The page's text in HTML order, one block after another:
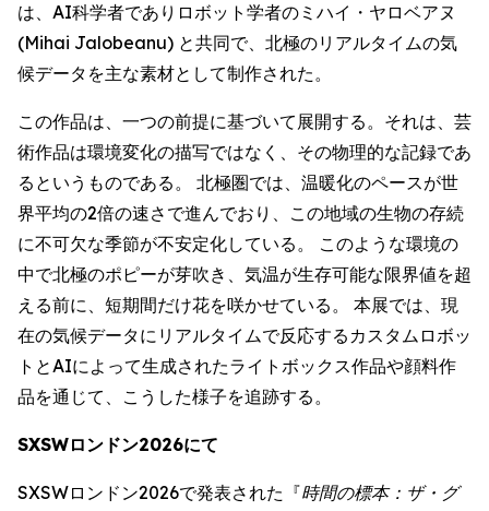
は、AI科学者でありロボット学者のミハイ・ヤロベアヌ
(Mihai Jalobeanu) と共同で、北極のリアルタイムの気
候データを主な素材として制作された。
この作品は、一つの前提に基づいて展開する。それは、芸
術作品は環境変化の描写ではなく、その物理的な記録であ
るというものである。 北極圏では、温暖化のペースが世
界平均の2倍の速さで進んでおり、この地域の生物の存続
に不可欠な季節が不安定化している。 このような環境の
中で北極のポピーが芽吹き、気温が生存可能な限界値を超
える前に、短期間だけ花を咲かせている。 本展では、現
在の気候データにリアルタイムで反応するカスタムロボッ
トとAIによって生成されたライトボックス作品や顔料作
品を通じて、こうした様子を追跡する。
SXSWロンドン2026にて
SXSWロンドン2026で発表された『時間の標本：ザ・グ